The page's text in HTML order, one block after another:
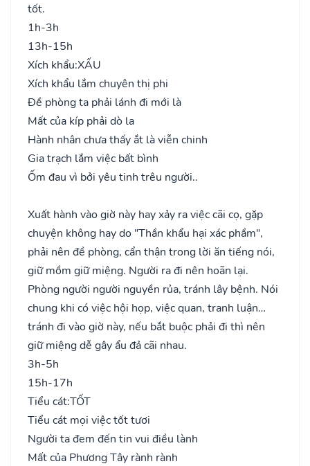
tốt.
1h-3h
13h-15h
Xích khẩu:XẤU
Xích khẩu lắm chuyên thị phi
Đề phòng ta phải lánh đi mới là
Mất của kíp phải dò la
Hành nhân chưa thấy ắt là viễn chinh
Gia trạch lắm việc bất bình
Ốm đau vì bởi yêu tinh trêu người..
Xuất hành vào giờ này hay xảy ra việc cãi cọ, gặp
chuyện không hay do "Thần khẩu hại xác phầm",
phải nên đề phòng, cẩn thận trong lời ăn tiếng nói,
giữ mồm giữ miệng. Người ra đi nên hoãn lại.
Phòng người người nguyền rủa, tránh lây bệnh. Nói
chung khi có việc hội họp, việc quan, tranh luận…
tránh đi vào giờ này, nếu bắt buộc phải đi thì nên
giữ miệng dễ gây ẩu đả cãi nhau.
3h-5h
15h-17h
Tiểu cát:TỐT
Tiểu cát mọi việc tốt tươi
Người ta đem đến tin vui điều lành
Mất của Phương Tây rành rành